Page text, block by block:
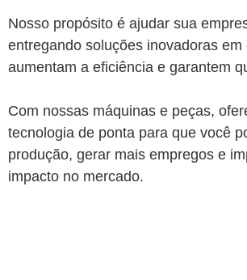
Nosso propósito é ajudar sua
entregando soluções inovadoras em
aumentam a eficiência e garantem
Com nossas máquinas e peças,
tecnologia de ponta para que você
produção, gerar mais empregos e
impacto no mercado.